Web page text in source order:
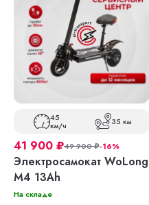
45
км/ч 35 км
41 900 ₽49 900₽-16%
Электросамокат WoLong
M4 13Ah
На складе